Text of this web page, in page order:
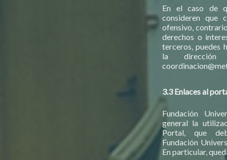
En el caso de
consideren que
ofensivo,
derechos o
terceros, puedes
la dirección
3.3 Enlaces al
Fundación
general la
Portal, que
Fundación
En particular,